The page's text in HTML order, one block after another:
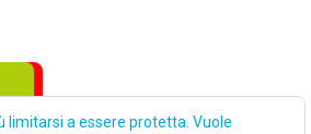
limitarsi a essere protetta. Vuole